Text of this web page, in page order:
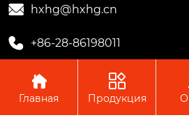
 hxhg@hxhg.cn
 +86-28-86198011
Copyright © ООО Чэнду Ичжи

Главная

Продукция О
Пожалуйста,